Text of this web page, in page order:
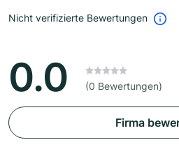
Nicht verifizierte Bewertungen
0.0 (0 Bewertungen)
Firma